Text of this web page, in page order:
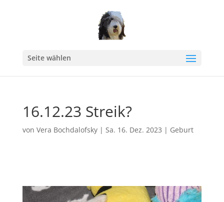
Seite wählen
16.12.23 Streik?
von Vera Bochdalofsky| Sa. 16. Dez. 2023 | Geburt